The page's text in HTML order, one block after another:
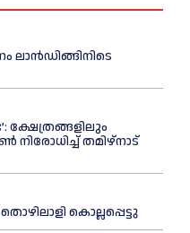
ലാന്‍ഡിങ്ങിനിടെ
ക്ഷേത്രങ്ങളിലും
തമിഴ്നാട്
കൊല്ലപ്പെട്ടു